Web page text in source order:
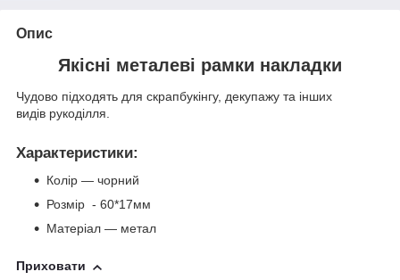
Опис
Якісні металеві рамки накладки
Чудово підходять для скрапбукінгу, декупажу та інших
видів рукоділля.
Характеристики:
Колір — чорний
Розмір - 60*17мм
Матеріал — метал
Приховати